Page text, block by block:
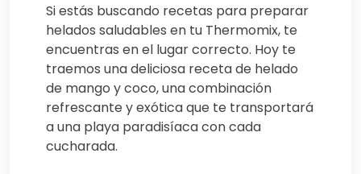
Si estás buscando recetas para preparar
helados saludables en tu Thermomix, te
encuentras en el lugar correcto. Hoy te
traemos una deliciosa receta de helado
de mango y coco, una combinación
refrescante y exótica que te transportará
a una playa paradisíaca con cada
cucharada.